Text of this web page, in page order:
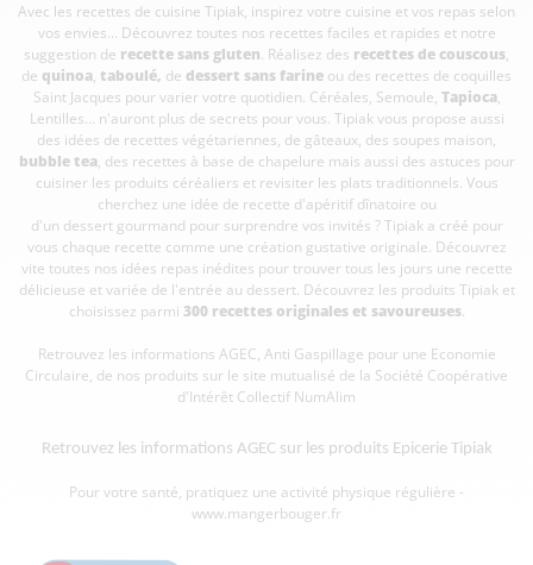
Avec les recettes de cuisine Tipiak, inspirez votre cuisine et vos repas selon
vos envies... Découvrez toutes nos recettes faciles et rapides et notre
suggestion de recette sans gluten. Réalisez des recettes de couscous,
de quinoa, taboulé, de dessert sans farine ou des recettes de coquilles
Saint Jacques pour varier votre quotidien. Céréales, Semoule, Tapioca,
Lentilles... n'auront plus de secrets pour vous. Tipiak vous propose aussi
des idées de recettes végétariennes, de gâteaux, des soupes maison,
bubble tea, des recettes à base de chapelure mais aussi des astuces pour
cuisiner les produits céréaliers et revisiter les plats traditionnels. Vous
cherchez une idée de recette d'apéritif dînatoire ou
d'un dessert gourmand pour surprendre vos invités ? Tipiak a créé pour
vous chaque recette comme une création gustative originale. Découvrez
vite toutes nos idées repas inédites pour trouver tous les jours une recette
délicieuse et variée de l'entrée au dessert. Découvrez les produits Tipiak et
choisissez parmi 300 recettes originales et savoureuses.
Retrouvez les informations AGEC, Anti Gaspillage pour une Economie
Circulaire, de nos produits sur le site mutualisé de la Société Coopérative
d'Intérêt Collectif NumAlim
Retrouvez les informations AGEC sur les produits Epicerie Tipiak
Pour votre santé, pratiquez une activité physique régulière -
www.mangerbouger.fr